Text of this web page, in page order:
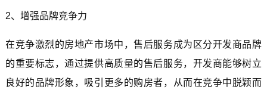
2、增强品牌竞争力
在竞争激烈的房地产市场中，售后服务成为区分开发商品牌
的重要标志，通过提供高质量的售后服务，开发商能够树立
良好的品牌形象，吸引更多的购房者，从而在竞争中脱颖而